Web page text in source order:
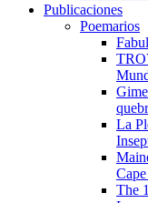
Publicaciones
Poemarios
La
The